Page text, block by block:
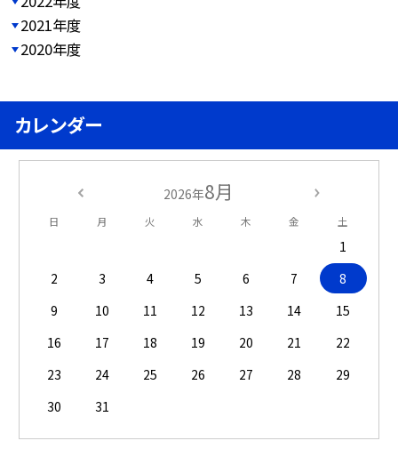
2021年度
2020年度
カレンダー
2026年8月
日 月 火 水 木 金 土
1
2
3 4 5 6 7
8
9
10 11 12 13 14
15
16
17 18 19 20 21
22
23
24 25 26 27 28
29
30
31